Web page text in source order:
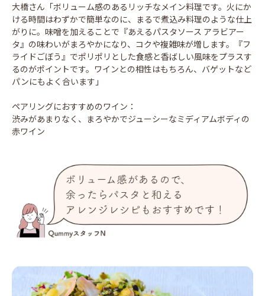
大橋さん「ボリューム感のあるリッチなメイン料理です。火にか
ける時間はわずかで簡単なのに、まるで煮込み料理のような仕上
がりに。味噌を加えることで『あえるパスタソース アラビアー
タ』の味わいがまろやかになり、コクや複雑味が増します。『フ
ライドごぼう』でポリポリとした食感と香ばしい風味をプラスす
るのがポイントです。ワインとの相性はもちろん、バゲットなど
パンにもよく合います」
ペアリングにおすすめのワイン：
渋みがあまりなく、まろやかでジューシーなミディアムボディの
赤ワイン